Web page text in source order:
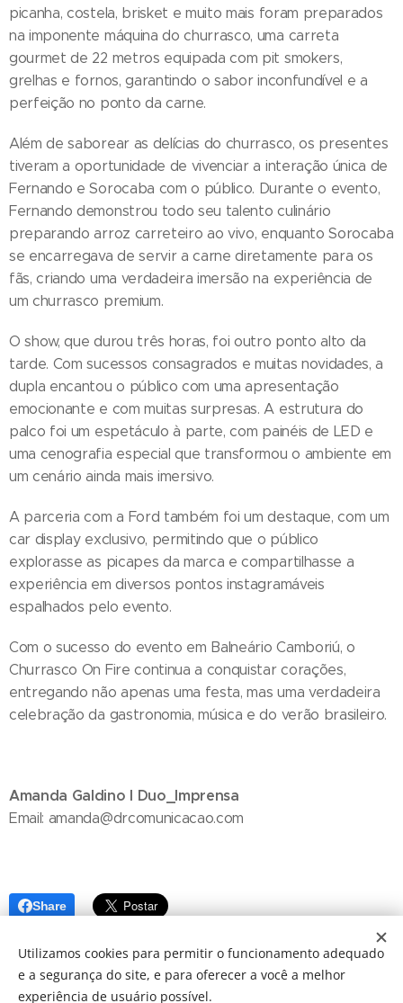
picanha, costela, brisket e muito mais foram preparados
na imponente máquina do churrasco, uma carreta
gourmet de 22 metros equipada com pit smokers,
grelhas e fornos, garantindo o sabor inconfundível e a
perfeição no ponto da carne.
Além de saborear as delícias do churrasco, os presentes
tiveram a oportunidade de vivenciar a interação única de
Fernando e Sorocaba com o público. Durante o evento,
Fernando demonstrou todo seu talento culinário
preparando arroz carreteiro ao vivo, enquanto Sorocaba
se encarregava de servir a carne diretamente para os
fãs, criando uma verdadeira imersão na experiência de
um churrasco premium.
O show, que durou três horas, foi outro ponto alto da
tarde. Com sucessos consagrados e muitas novidades, a
dupla encantou o público com uma apresentação
emocionante e com muitas surpresas. A estrutura do
palco foi um espetáculo à parte, com painéis de LED e
uma cenografia especial que transformou o ambiente em
um cenário ainda mais imersivo.
A parceria com a Ford também foi um destaque, com um
car display exclusivo, permitindo que o público
explorasse as picapes da marca e compartilhasse a
experiência em diversos pontos instagramáveis
espalhados pelo evento.
Com o sucesso do evento em Balneário Camboriú, o
Churrasco On Fire continua a conquistar corações,
entregando não apenas uma festa, mas uma verdadeira
celebração da gastronomia, música e do verão brasileiro.
Amanda Galdino I Duo_Imprensa
Email: amanda@drcomunicacao.com
Share
Utilizamos cookies para permitir o funcionamento adequado
e a segurança do site, e para oferecer a você a melhor
experiência de usuário possível.